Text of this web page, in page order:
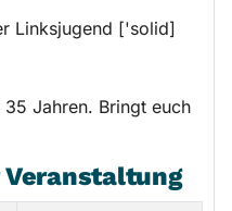
Linksjugend ['solid]
Jahren. Bringt euch